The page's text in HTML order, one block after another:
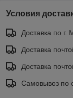
Условия
Доставка по
Доставка
Доставка
Самовывоз по